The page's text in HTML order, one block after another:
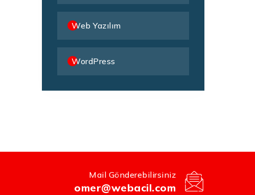
Web Yazılım
WordPress
Mail Gönderebilirsiniz
omer@webacil.com